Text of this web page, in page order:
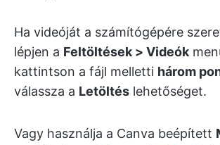
Ha videóját a számítógépére
lépjen a Feltöltések > Videók
kattintson a fájl melletti három
válassza a Letöltés lehetőséget.
Vagy használja a Canva beépített